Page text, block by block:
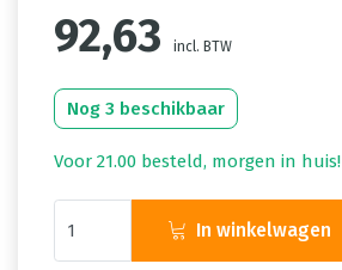
92,63 incl. BTW
Nog 3 beschikbaar
Voor 21.00 besteld, morgen in huis!
In winkelwagen